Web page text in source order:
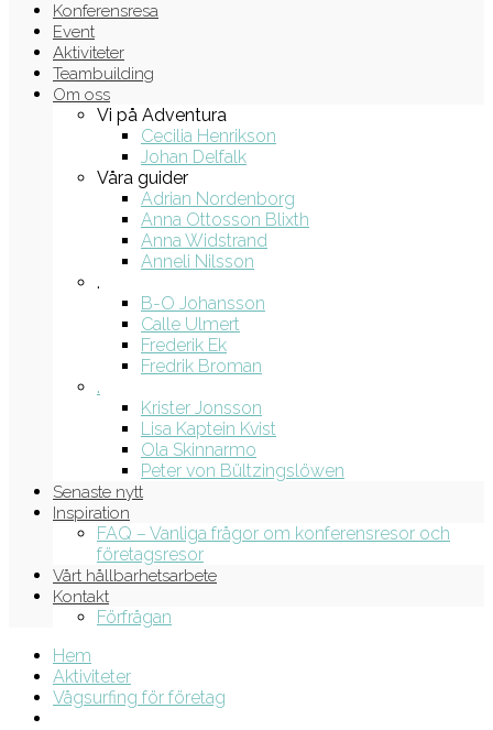
Konferensresa
Event
Aktiviteter
Teambuilding
Om oss
Vi på Adventura
Cecilia Henrikson
Johan Delfalk
Våra guider
Adrian Nordenborg
Anna Ottosson Blixth
Anna Widstrand
Anneli Nilsson
.
B-O Johansson
Calle Ulmert
Frederik Ek
Fredrik Broman
.
Krister Jonsson
Lisa Kaptein Kvist
Ola Skinnarmo
Peter von Bültzingslöwen
Senaste nytt
Inspiration
FAQ – Vanliga frågor om konferensresor och
företagsresor
Vårt hållbarhetsarbete
Kontakt
Förfrågan
Hem
Aktiviteter
Vågsurfing för företag